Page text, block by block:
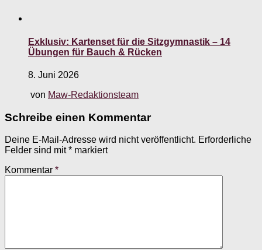
Exklusiv: Kartenset für die Sitzgymnastik – 14
Übungen für Bauch & Rücken
8. Juni 2026
von Maw-Redaktionsteam
Schreibe einen Kommentar
Deine E-Mail-Adresse wird nicht veröffentlicht. Erforderliche
Felder sind mit* markiert
Kommentar *